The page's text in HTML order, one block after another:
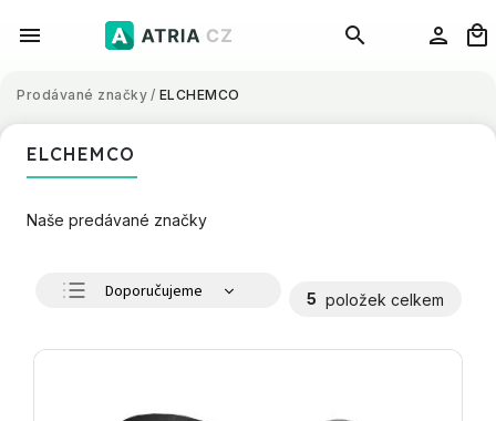
Prodávané značky / ELCHEMCO
ELCHEMCO
Naše predávané značky
Doporučujeme
5 položek celkem